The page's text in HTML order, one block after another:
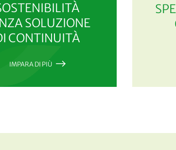
SOLUZIONE
CONTINUITÀ
IMPARA DI PIÙ